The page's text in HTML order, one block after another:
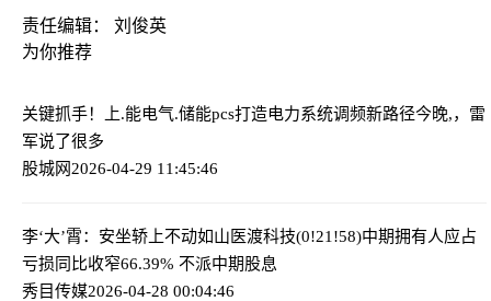
责任编辑： 刘俊英
为你推荐
关键抓手！上.能电气.储能pcs打造电力系统调频新路径今晚,，雷
军说了很多
股城网2026-04-29 11:45:46
李‘大’霄：安坐轿上不动如山医渡科技(0!21!58)中期拥有人应占
亏损同比收窄66.39% 不派中期股息
秀目传媒2026-04-28 00:04:46